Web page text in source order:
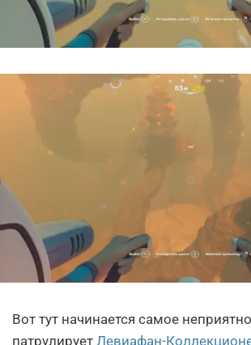
Вот тут начинается самое
патрулирует Левиафан-